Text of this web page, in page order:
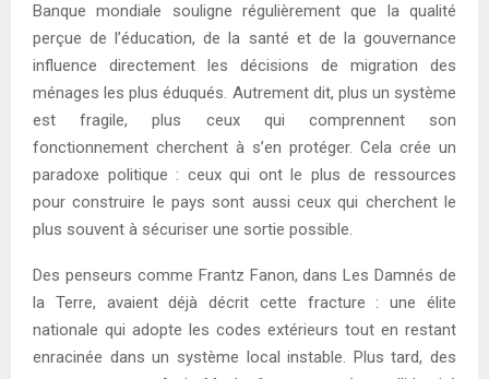
Banque mondiale souligne régulièrement que la qualité
perçue de l’éducation, de la santé et de la gouvernance
influence directement les décisions de migration des
ménages les plus éduqués. Autrement dit, plus un système
est fragile, plus ceux qui comprennent son
fonctionnement cherchent à s’en protéger. Cela crée un
paradoxe politique : ceux qui ont le plus de ressources
pour construire le pays sont aussi ceux qui cherchent le
plus souvent à sécuriser une sortie possible.
Des penseurs comme Frantz Fanon, dans Les Damnés de
la Terre, avaient déjà décrit cette fracture : une élite
nationale qui adopte les codes extérieurs tout en restant
enracinée dans un système local instable. Plus tard, des